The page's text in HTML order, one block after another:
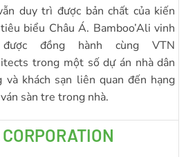
duy trì được bản chất của kiến
biểu Châu Á. Bamboo’Ali vinh
đồng hành cùng VTN
trong một số dự án nhà dân
và khách sạn liên quan đến hạng
sàn tre trong nhà.